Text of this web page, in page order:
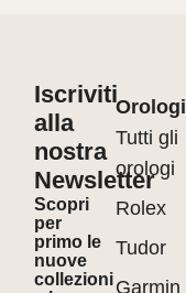
Iscriviti
alla
nostra
Newsletter
Scopri
per
primo le
nuove
collezioni
Orologi
Tutti gli
orologi
Rolex
Tudor
Garmin